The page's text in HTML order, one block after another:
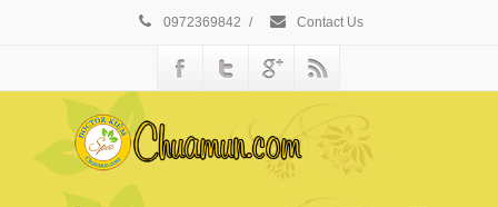
0972369842 / Contact Us